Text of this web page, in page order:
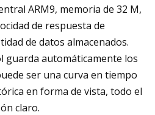
ARM9, memoria de 32 M,
de respuesta de
de datos almacenados.
guarda automáticamente los
ser una curva en tiempo
en forma de vista, todo el
claro.